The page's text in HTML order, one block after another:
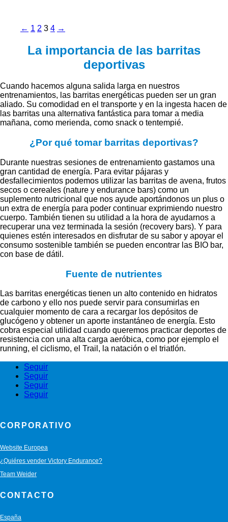
← 1 2 3 4 →
La importancia de las barritas
deportivas
Cuando hacemos alguna salida larga en nuestros
entrenamientos, las barritas energéticas pueden ser un gran
aliado. Su comodidad en el transporte y en la ingesta hacen de
las barritas una alternativa fantástica para tomar a media
mañana, como merienda, como snack o tentempié.
¿Por qué tomar barritas deportivas?
Durante nuestras sesiones de entrenamiento gastamos una
gran cantidad de energía. Para evitar pájaras y
desfallecimientos podemos utilizar las barritas de avena, frutos
secos o cereales (nature y endurance bars) como un
suplemento nutricional que nos ayude aportándonos un plus o
un extra de energía para poder continuar exprimiendo nuestro
cuerpo. También tienen su utilidad a la hora de ayudarnos a
recuperar una vez terminada la sesión (recovery bars). Y para
quienes estén interesados en disfrutar de su sabor y apoyar el
consumo sostenible también se pueden encontrar las BIO bar,
con base de dátil.
Fuente de nutrientes
Las barritas energéticas tienen un alto contenido en hidratos
de carbono y ello nos puede servir para consumirlas en
cualquier momento de cara a recargar los depósitos de
glucógeno y obtener un aporte instantáneo de energía. Esto
cobra especial utilidad cuando queremos practicar deportes de
resistencia con una alta carga aeróbica, como por ejemplo el
running, el ciclismo, el Trail, la natación o el triatlón.
Seguir
Seguir
Seguir
Seguir
CORPORATIVO
Website Europea
¿Quiéres vender Victory Endurance?
Team Weider
CONTACTO
España